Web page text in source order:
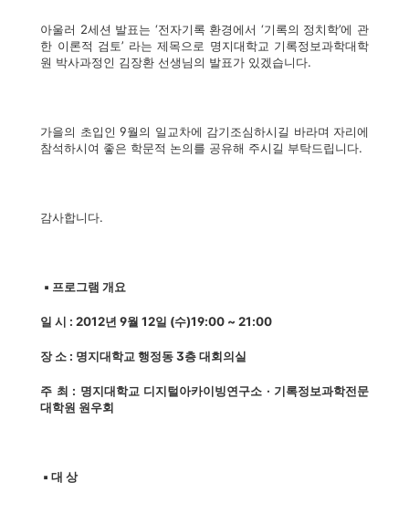
아울러 2세션 발표는 ‘전자기록 환경에서 ‘기록의 정치학’에 관
한 이론적 검토’ 라는 제목으로 명지대학교 기록정보과학대학
원 박사과정인 김장환 선생님의 발표가 있겠습니다.
가을의 초입인 9월의 일교차에 감기조심하시길 바라며 자리에
참석하시여 좋은 학문적 논의를 공유해 주시길 부탁드립니다.
감사합니다.
▪ 프로그램 개요
일 시 : 2012년 9월 12일 (수)19:00 ~ 21:00
장 소 : 명지대학교 행정동 3층 대회의실
주 최 : 명지대학교 디지털아카이빙연구소 · 기록정보과학전문
대학원 원우회
▪ 대 상